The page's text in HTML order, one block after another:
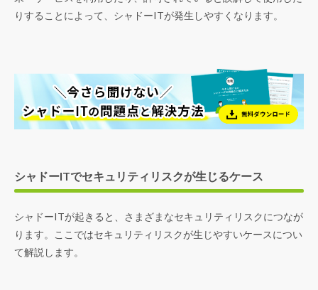
りすることによって、シャドーITが発生しやすくなります。
シャドーITでセキュリティリスクが生じるケース
シャドーITが起きると、さまざまなセキュリティリスクにつなが
ります。ここではセキュリティリスクが生じやすいケースについ
て解説します。